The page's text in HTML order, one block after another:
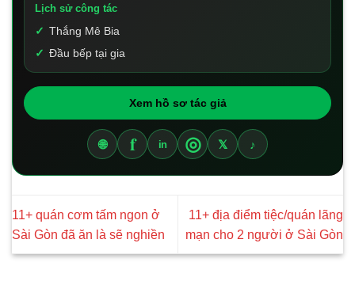
Lịch sử công tác
Thắng Mê Bia
Đầu bếp tại gia
Xem hồ sơ tác giả
🌐 f in ◎ 𝕏 ♪
11+ quán cơm tấm ngon ở
Sài Gòn đã ăn là sẽ nghiền
11+ địa điểm tiệc/quán lãng
mạn cho 2 người ở Sài Gòn